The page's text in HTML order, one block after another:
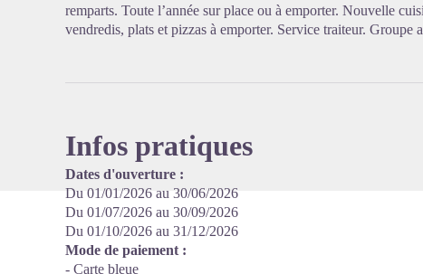
remparts. Toute l’année sur place ou à emporter. Nouvelle
vendredis, plats et pizzas à emporter. Service traiteur. Groupe
Infos pratiques
Dates d'ouverture :
Du 01/01/2026 au 30/06/2026
Du 01/07/2026 au 30/09/2026
Du 01/10/2026 au 31/12/2026
Mode de paiement :
- Carte bleue